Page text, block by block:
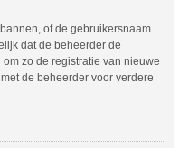
of de gebruikersnaam
dat de beheerder de
zo de registratie van nieuwe
de beheerder voor verdere